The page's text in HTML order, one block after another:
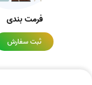
فرمت بندی
ثبت سفارش